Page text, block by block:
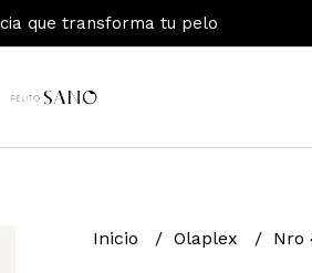
que transforma tu pelo
Inicio Olaplex Nro